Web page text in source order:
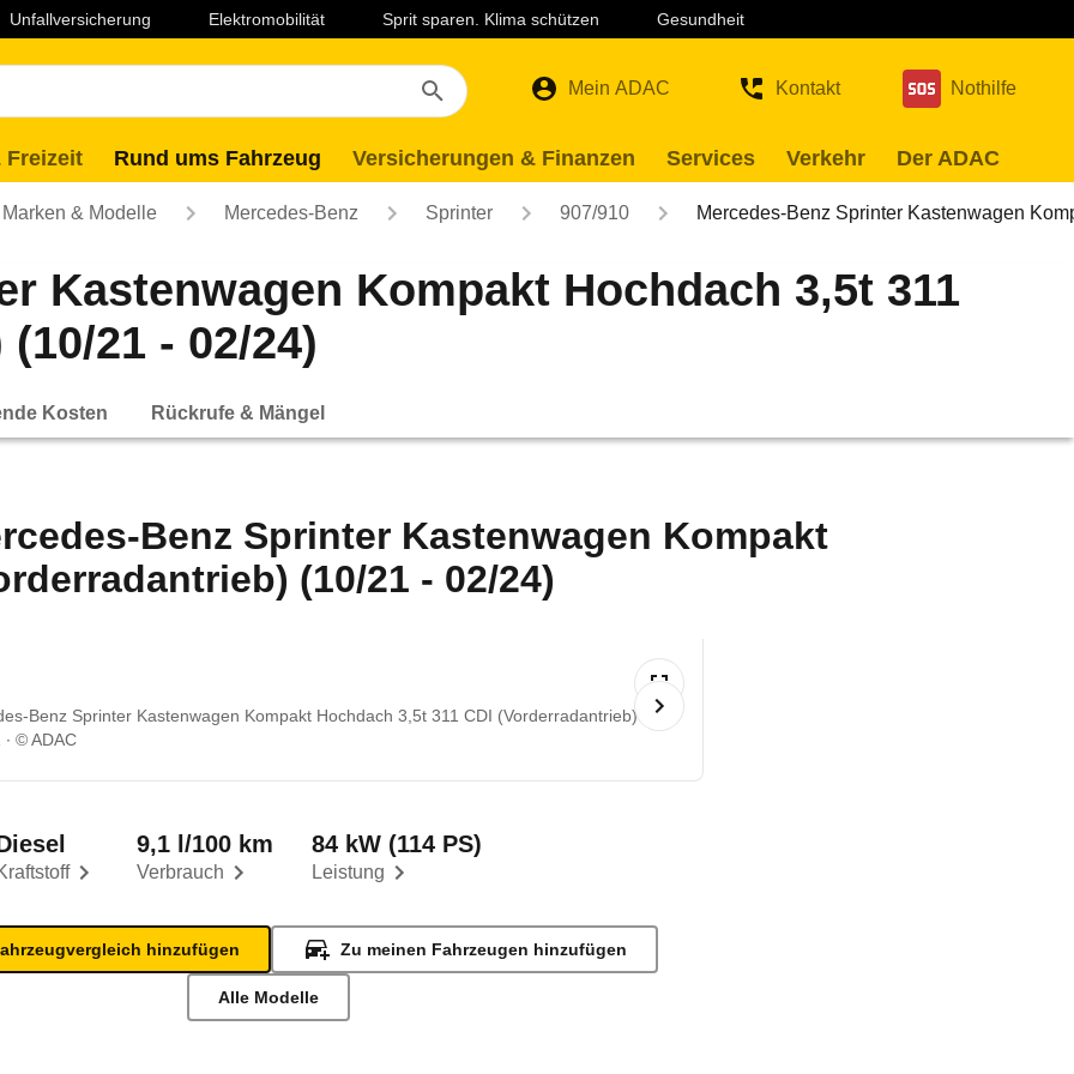
Unfallversicherung Elektromobilität Sprit sparen. Klima schützen Gesundheit
Mein ADAC Kontakt Nothilfe
Freizeit Rund ums Fahrzeug Versicherungen & Finanzen Services Verkehr Der ADAC
Marken & Modelle Mercedes-Benz Sprinter 907/910 Mercedes-Benz Sprinter Kastenwagen
Kastenwagen Kompakt Hochdach 3,5t 311
21 - 02/24)
Kosten Rückrufe & Mängel
Benz Sprinter Kastenwagen Kompakt
(10/21 - 02/24)
Benz Sprinter Kastenwagen Kompakt Hochdach 3,5t 311 CDI (Vorderradantrieb)
© ADAC
Verbrauch
9,1 l/100 km
Leistung
84 kW (114 PS)
hinzufügen Zu meinen Fahrzeugen hinzufügen
Alle Modelle